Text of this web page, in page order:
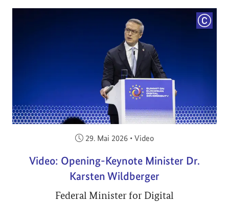
Veröffentlicht am:
29. Mai 2026 • Video
Video: Opening-Keynote Minister Dr.
Karsten Wildberger
Federal Minister for Digital